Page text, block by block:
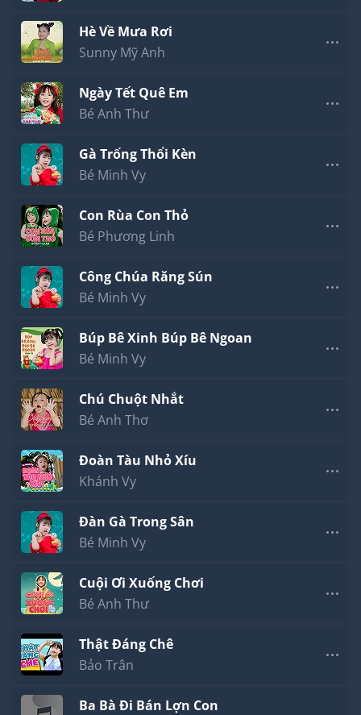
Hè Về Mưa Rơi
Sunny Mỹ Anh
Ngày Tết Quê Em
Bé Anh Thư
Gà Trống Thổi Kèn
Bé Minh Vy
Con Rùa Con Thỏ
Bé Phương Linh
Công Chúa Răng Sún
Bé Minh Vy
Búp Bê Xinh Búp Bê Ngoan
Bé Minh Vy
Chú Chuột Nhắt
Bé Anh Thơ
Đoàn Tàu Nhỏ Xíu
Khánh Vy
Đàn Gà Trong Sân
Bé Minh Vy
Cuội Ơi Xuống Chơi
Bé Anh Thư
Thật Đáng Chê
Bảo Trân
Ba Bà Đi Bán Lợn Con